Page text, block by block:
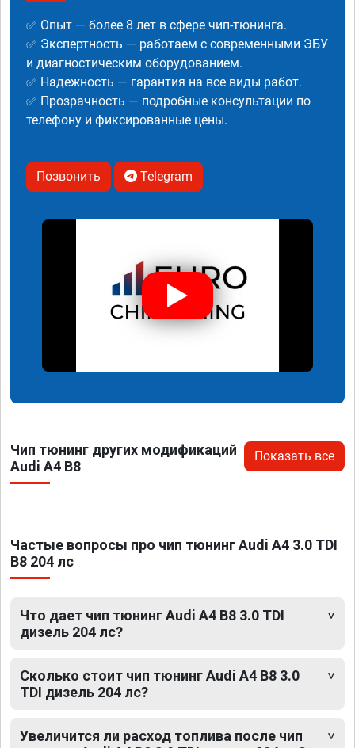
✅ Опыт — более 8 лет в сфере чип-тюнинга.
✅ Экспертность — работаем с современными ЭБУ
и диагностическим оборудованием.
✅ Надежность — гарантия на все виды работ.
✅ Прозрачность — подробные консультации по
телефону и фиксированные цены.
Позвонить Telegram
Чип тюнинг других модификаций
Audi A4 B8
Показать все
Частые вопросы про чип тюнинг Audi A4 3.0 TDI
B8 204 лс
Что дает чип тюнинг Audi A4 B8 3.0 TDI
дизель 204 лс?
Сколько стоит чип тюнинг Audi A4 B8 3.0
TDI дизель 204 лс?
Увеличится ли расход топлива после чип